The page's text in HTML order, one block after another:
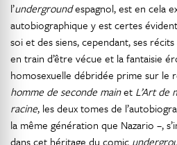
l’undergroundespagnol, est en cela
autobiographique y est certes
soi et des siens, cependant, ses
en train d’être vécue et la fantaisie
homosexuelle débridée prime sur le
homme de seconde mainet L’Art de
racine, les deux tomes de
la même génération que Nazario –,
dans cet héritage du comic